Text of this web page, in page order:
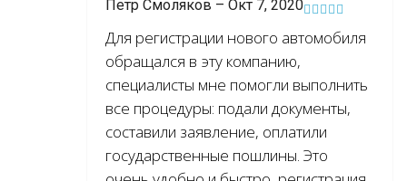
Петр Смоляков – Окт 7, 2020
Для регистрации нового автомобиля
обращался в эту компанию,
специалисты мне помогли выполнить
все процедуры: подали документы,
составили заявление, оплатили
государственные пошлины. Это